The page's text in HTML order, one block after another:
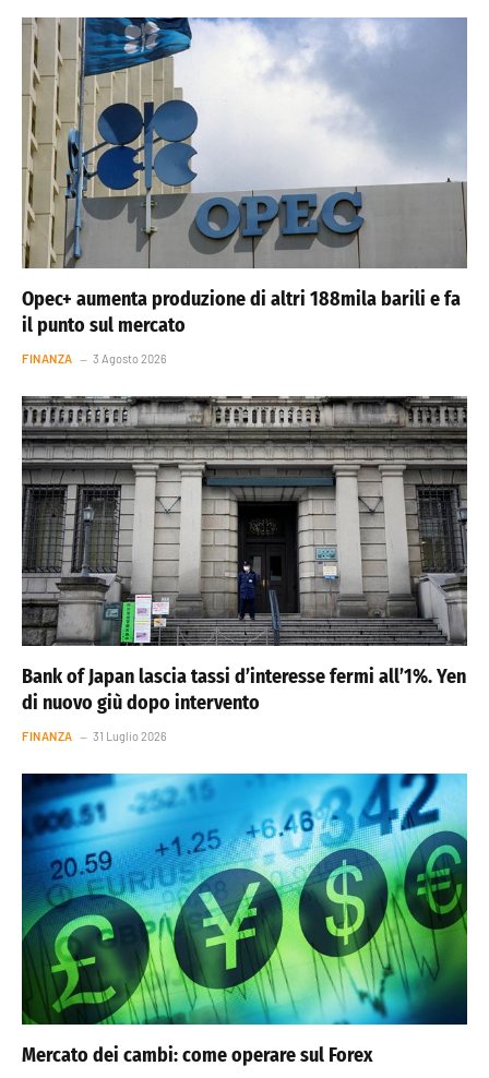
Opec+ aumenta produzione di altri 188mila barili e fa
il punto sul mercato
FINANZA 3 Agosto 2026
Bank of Japan lascia tassi d’interesse fermi all’1%. Yen
di nuovo giù dopo intervento
FINANZA 31 Luglio 2026
Mercato dei cambi: come operare sul Forex